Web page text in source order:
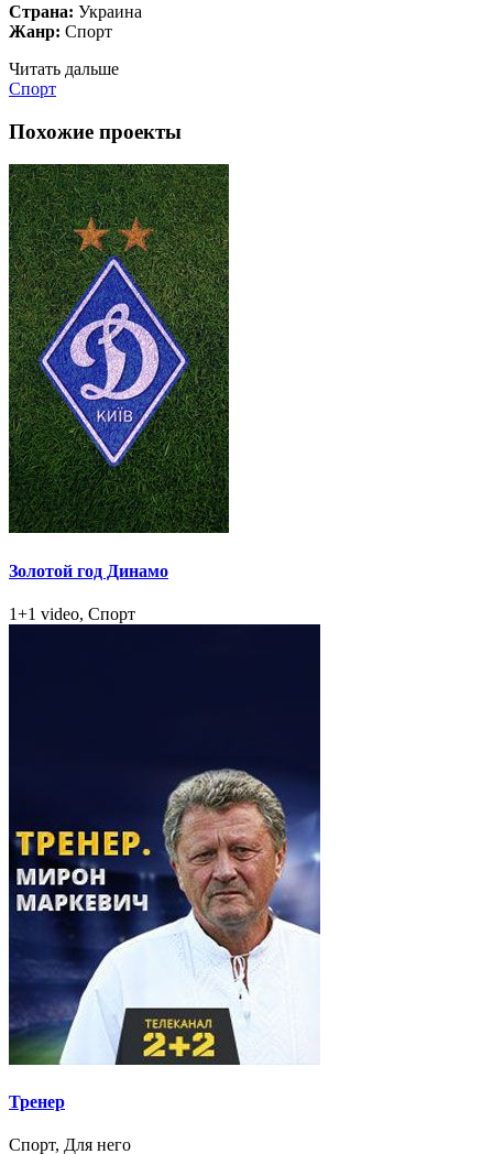
Страна: Украина
Жанр: Спорт
Читать дальше
Спорт
Похожие проекты
Золотой год Динамо
1+1 video, Спорт
Тренер
Спорт, Для него